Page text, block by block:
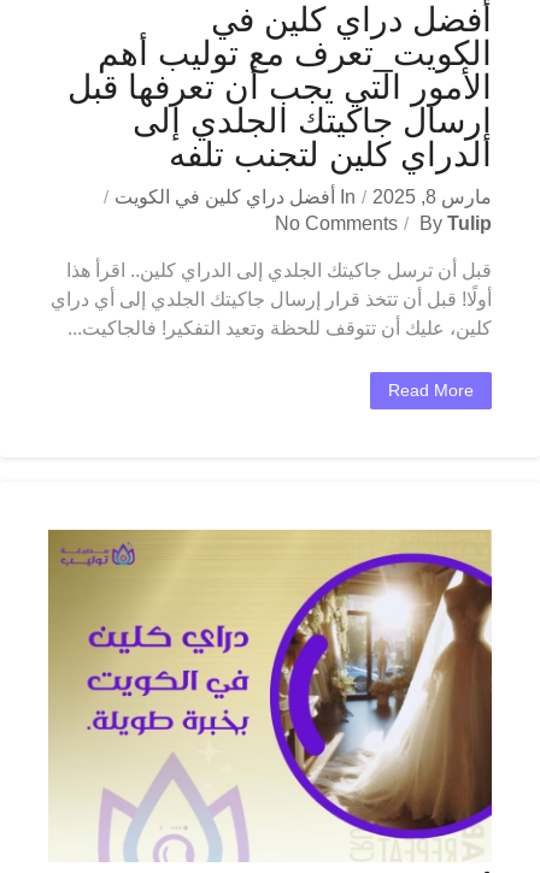
أفضل دراي كلين في
الكويت_تعرف مع توليب أهم
الأمور التي يجب أن تعرفها قبل
إرسال جاكيتك الجلدي إلى
الدراي كلين لتجنب تلفه
مارس 8, 2025 In
أفضل دراي كلين في الكويت
By Tulip
No Comments
قبل أن ترسل جاكيتك الجلدي إلى الدراي كلين.. اقرأ هذا
أولًا! قبل أن تتخذ قرار إرسال جاكيتك الجلدي إلى أي دراي
كلين، عليك أن تتوقف للحظة وتعيد التفكير! فالجاكيت...
Read More